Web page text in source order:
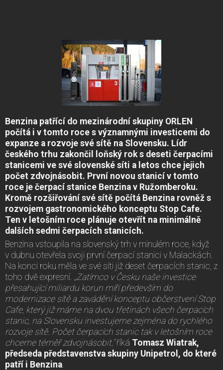
Benzina patřící do mezinárodní skupiny ORLEN
počítá i v tomto roce s významnými investicemi do
expanze a rozvoje své sítě na Slovensku. Lídr
českého trhu zakončil loňský rok s deseti čerpacími
stanicemi ve své slovenské síti a letos chce jejich
počet zdvojnásobit. První novou stanicí v tomto
roce je čerpací stanice Benzina v Ružomberoku.
Kromě rozšiřování své sítě počítá Benzina rovněž s
rozvojem gastronomického konceptu Stop Cafe.
Ten v letošním roce plánuje otevřít na minimálně
dalších sedmi čerpacích stanicích.
Benzina vstoupila na slovenský trh v minulém roce, když
v dubnu otevřela svoji první čerpací stanici v Malackách.
Na konci roku měla ve své síti již deset čerpacích stanic, z
toho dvě expresní. „Zatímco v Česku naše investice
přesahující miliardu korun míří především do
modernizace sítě a zavádění konceptu občerstvení Stop
Cafe, který již máme na dvou třetinách všech čerpacích
stanic, na Slovensku investujeme zejména do rychlého
rozvoje sítě. Počet čerpacích stanic tak v letošním roce
chceme téměř zdvojnásobit,“říká Tomasz Wiatrak,
předseda představenstva skupiny Unipetrol, do které
patří i Benzina